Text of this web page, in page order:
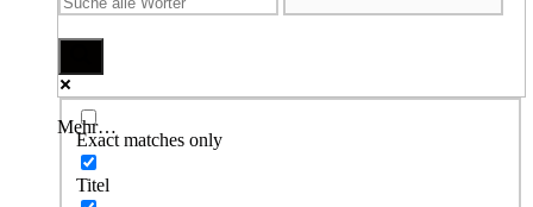
Mehr…
Exact matches only
Titel